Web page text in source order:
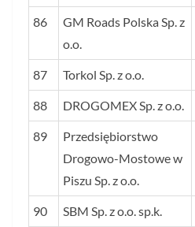
86
GM Roads Polska Sp. z
o.o.
87 Torkol Sp. z o.o.
88 DROGOMEX Sp. z o.o.
89
Przedsiębiorstwo
Drogowo-Mostowe w
Piszu Sp. z o.o.
90 SBM Sp. z o.o. sp.k.